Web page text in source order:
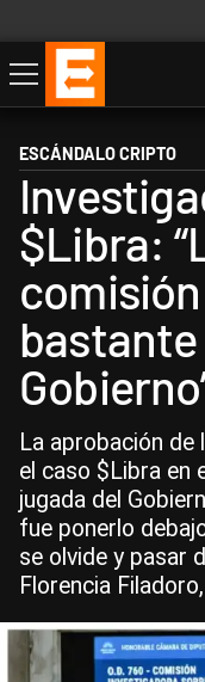
Economía
Política
Internacional
Actualidad
Descargá la App
ESCÁNDALO CRIPTO
$Libra:
La aprobación
el caso $Libra en
jugada del
fue ponerlo
se olvide y pasar
Florencia